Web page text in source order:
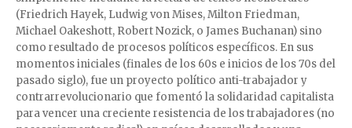
(Friedrich Hayek, Ludwig von Mises, Milton Friedman,
Michael Oakeshott, Robert Nozick, o James Buchanan) sino
como resultado de procesos políticos específicos. En sus
momentos iniciales (finales de los 60s e inicios de los 70s del
pasado siglo), fue un proyecto político anti-trabajador y
contrarrevolucionario que fomentó la solidaridad capitalista
para vencer una creciente resistencia de los trabajadores (no